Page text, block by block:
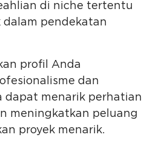
di niche tertentu
pendekatan
profil Anda
dan
dapat menarik perhatian
meningkatkan peluang
proyek menarik.